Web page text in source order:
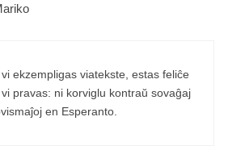
ekzempligas viatekste, estas feliĉe
pravas: ni korviglu kontraŭ sovaĝaj
en Esperanto.